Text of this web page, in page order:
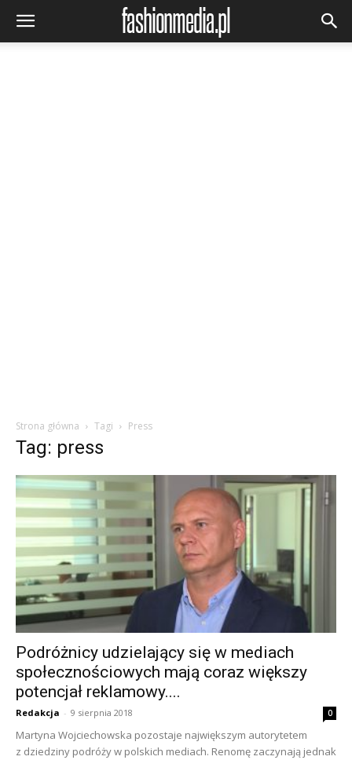
Strona główna Tagi Press
Tag: press
Podróżnicy udzielający się w mediach
społecznościowych mają coraz większy
potencjał reklamowy....
Redakcja - 9 sierpnia 2018 0
Martyna Wojciechowska pozostaje największym autorytetem
z dziedziny podróży w polskich mediach. Renomę zaczynają jednak